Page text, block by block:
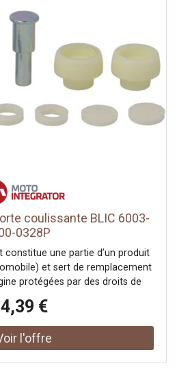
coulissante BLIC 6003-
0328P
constitue une partie d’un produit
et sert de remplacement
protégées par des droits de
ce que ni lui-même ni ses autres
n’utilisent les pièces
fins que exclusivement pour la
complexe, ni ne les emploient
4,39 €